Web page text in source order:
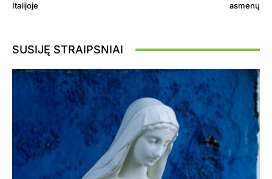
Italijoje asmenų
SUSIJĘ STRAIPSNIAI